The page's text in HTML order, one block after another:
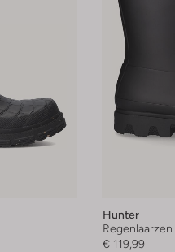
Hunter
Regenlaarzen
€ 119,99